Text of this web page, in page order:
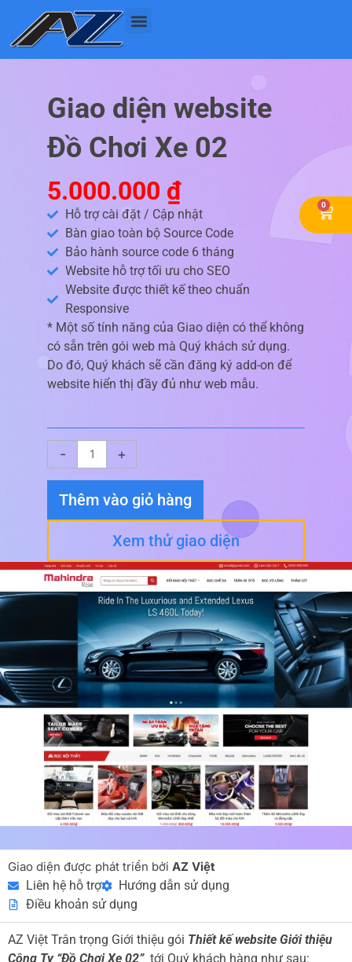
nội
Giao diện website
Đồ Chơi Xe 02
5.000.000 ₫
Hỗ trợ cài đặt / Cập nhật
Bàn giao toàn bộ Source Code
Bảo hành source code 6 tháng
Website hỗ trợ tối ưu cho SEO
Website được thiết kế theo chuẩn
Responsive
* Một số tính năng của Giao diện có thể không
có sẵn trên gói web mà Quý khách sử dụng.
Do đó, Quý khách sẽ cần đăng ký add-on để
website hiển thị đầy đủ như web mẫu.
-
diện
Chơi
02
số
lượng
+
Thêm vào giỏ hàng
Xem thử giao diện
Giao diện được phát triển bởi AZ Việt
Liên hệ hỗ trợ
Hướng dẫn sử dụng
Điều khoản sử dụng
AZ Việt Trân trọng Giới thiệu gói Thiết kế website Giới thiệu
Công Ty “Đồ Chơi Xe 02” tới Quý khách hàng như sau:
0
Cart